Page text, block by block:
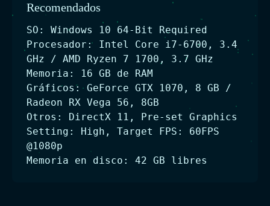
Recomendados
SO: Windows 10 64-Bit Required
Procesador: Intel Core i7-6700, 3.4
GHz / AMD Ryzen 7 1700, 3.7 GHz
Memoria: 16 GB de RAM
Gráficos: GeForce GTX 1070, 8 GB /
Radeon RX Vega 56, 8GB
Otros: DirectX 11, Pre-set Graphics
Setting: High, Target FPS: 60FPS
@1080p
Memoria en disco: 42 GB libres